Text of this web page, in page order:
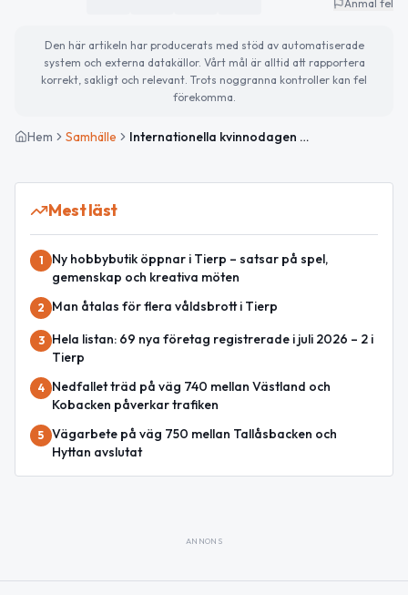
Anmäl fel
Den här artikeln har producerats med stöd av automatiserade
system och externa datakällor. Vårt mål är alltid att rapportera
korrekt, sakligt och relevant. Trots noggranna kontroller kan fel
förekomma.
Hem Samhälle Internationella kvinnodagen uppmärksammas – så blir söndagen i Tierp
Mest läst
1
Ny hobbybutik öppnar i Tierp – satsar på spel,
gemenskap och kreativa möten
2 Man åtalas för flera våldsbrott i Tierp
3
Hela listan: 69 nya företag registrerade i juli 2026 – 2 i
Tierp
4
Nedfallet träd på väg 740 mellan Västland och
Kobacken påverkar trafiken
5 Vägarbete på väg 750 mellan Tallåsbacken och
Hyttan avslutat
ANNONS